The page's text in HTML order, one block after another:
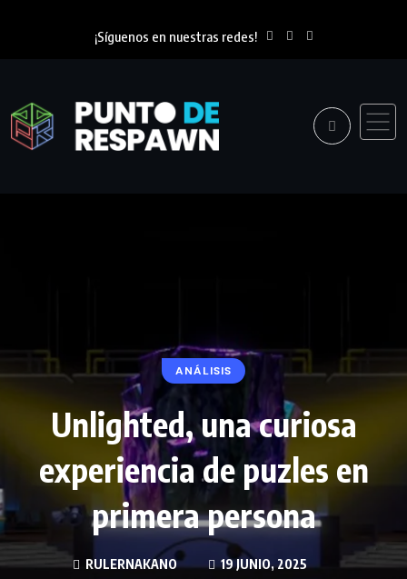
¡Síguenos en nuestras redes!
ANÁLISIS
Unlighted, una curiosa
experiencia de puzles en
primera persona
RULERNAKANO
19 JUNIO, 2025